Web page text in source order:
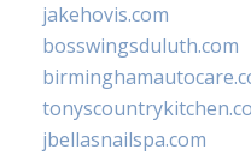
jakehovis.com
bosswingsduluth.com
jbellasnailspa.com